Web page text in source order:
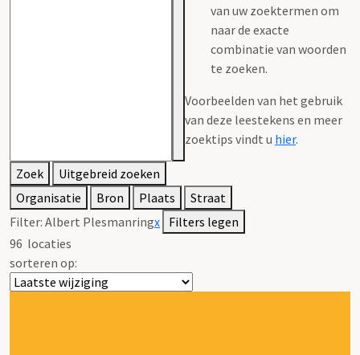
van uw zoektermen om
naar de exacte
combinatie van woorden
te zoeken.
Voorbeelden van het gebruik
van deze leestekens en meer
zoektips vindt u hier.
Zoek
Uitgebreid zoeken
Organisatie
Bron Plaats
Straat
Filter: Albert Plesmanringx Filters legen
96 locaties
sorteren op: